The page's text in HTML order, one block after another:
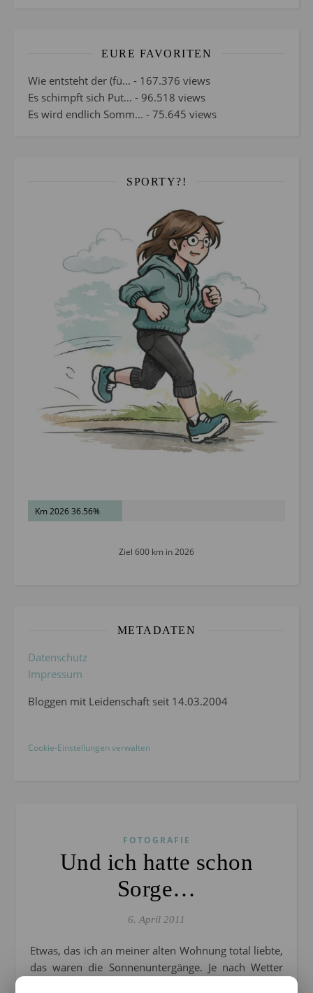
EURE FAVORITEN
Wie entsteht der (fü... - 167.376 views
Es schimpft sich Put... - 96.518 views
Es wird endlich Somm... - 75.645 views
SPORTY?!
Km 2026 36.56%
Ziel 600 km in 2026
METADATEN
Datenschutz
Impressum
Bloggen mit Leidenschaft seit 14.03.2004
Cookie-Einstellungen verwalten
FOTOGRAFIE
Und ich hatte schon
Sorge…
6. April 2011
Etwas, das ich an meiner alten Wohnung total liebte,
das waren die Sonnenuntergänge. Je nach Wetter